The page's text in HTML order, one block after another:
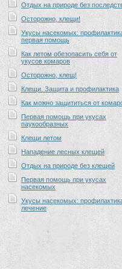
Отдых на природе без
Осторожно, клещи!
Укусы насекомых:
первая помощь
Как летом обезопасить себя от
укусов комаров
Осторожно, клещ!
Клещи. Защита и профилактика
Как можно защититься от
Первая помощь при укусах
паукообразных
Клещи летом
Нападение лесных клещей
Отдых на природе без клещей
Первая помощь при укусах
насекомых
Укусы насекомых:
лечение